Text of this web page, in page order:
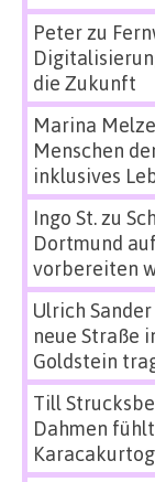
Peterzu
die Zukunft
Marina
Menschen
inklusives
Ingo St.zu
Dortmund
vorbereiten
Ulrich Sander
neue Straße
Goldstein
Till
Dahmen